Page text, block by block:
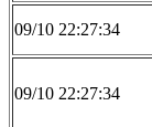
09/10 22:27:34
09/10 22:27:34